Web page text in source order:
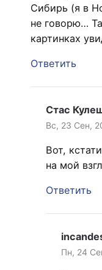
Сибирь (я в
не говорю…
картинках
Ответить
Стас
Вс, 23 Сен,
Вот,
на мой
Ответить
Пн, 24